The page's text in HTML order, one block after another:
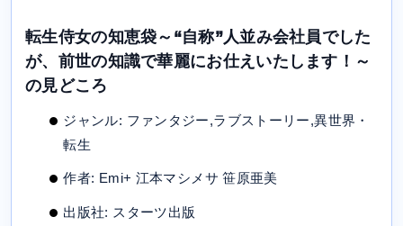
転生侍女の知恵袋～“自称”人並み会社員でした
が、前世の知識で華麗にお仕えいたします！～
の見どころ
ジャンル: ファンタジー,ラブストーリー,異世界・
転生
作者: Emi+ 江本マシメサ 笹原亜美
出版社: スターツ出版